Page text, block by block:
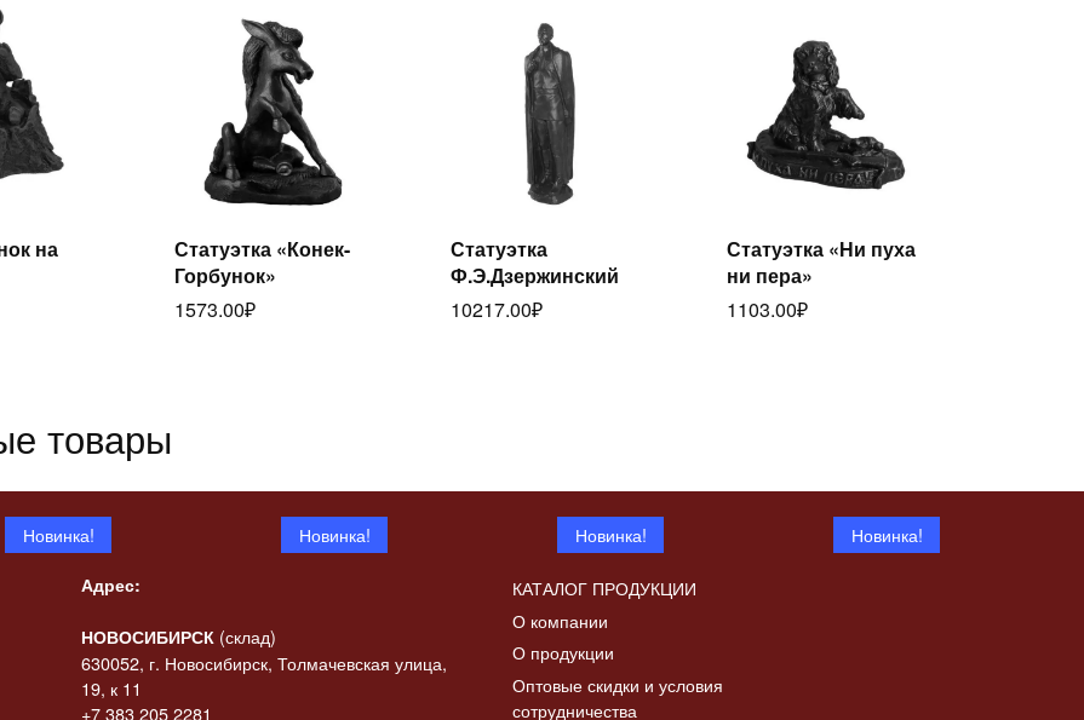
на
Читать
далее
Статуэтка «Конек-
Горбунок»
1573.00₽
Читать
далее
Статуэтка
Ф.Э.Дзержинский
10217.00₽
Читать
далее
Статуэтка «Ни пуха
ни пера»
1103.00₽
товары
Новинка! Новинка! Новинка! Новинка!
Адрес:
НОВОСИБИРСК (склад)
630052, г. Новосибирск, Толмачевская улица,
19, к 11
+7 383 205 2281
КАТАЛОГ ПРОДУКЦИИ
О компании
О продукции
Оптовые скидки и условия
сотрудничества